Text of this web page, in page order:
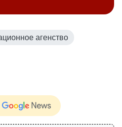
агенство